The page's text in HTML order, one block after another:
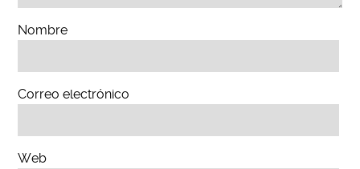
Nombre
Correo electrónico
Web